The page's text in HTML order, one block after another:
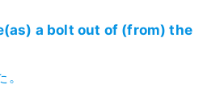
a bolt out of (from) the